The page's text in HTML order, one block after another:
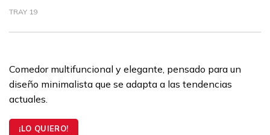
TRAY 19
Comedor multifuncional y elegante, pensado para un
diseño minimalista que se adapta a las tendencias
actuales.
¡LO QUIERO!